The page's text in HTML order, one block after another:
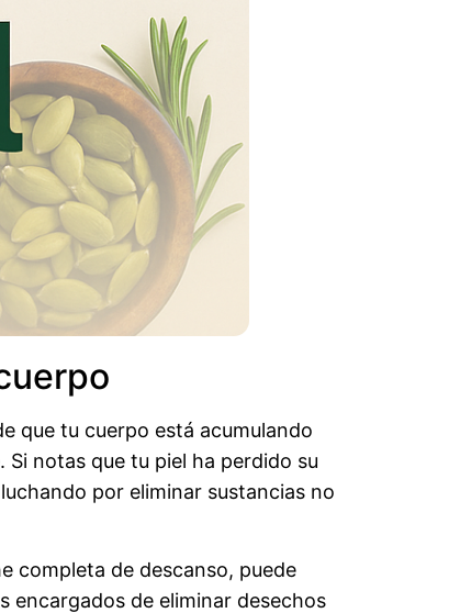
que tu cuerpo está acumulando
notas que tu piel ha perdido su
por eliminar sustancias no
completa de descanso, puede
encargados de eliminar desechos